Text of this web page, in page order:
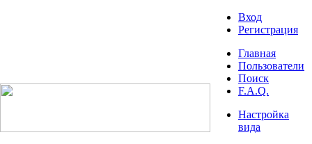
Вход
Регистрация
Главная
Пользователи
Поиск
F.A.Q.
Настройка
вида